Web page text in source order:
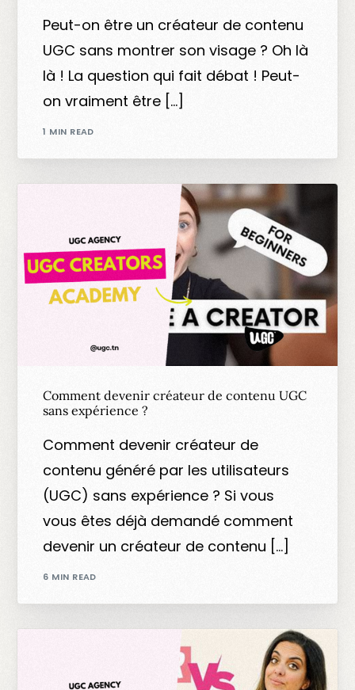
Peut-on être un créateur de contenu
UGC sans montrer son visage ? Oh là
là ! La question qui fait débat ! Peut-
on vraiment être […]
1 MIN READ
Comment devenir créateur de contenu UGC
sans expérience ?
Comment devenir créateur de
contenu généré par les utilisateurs
(UGC) sans expérience ? Si vous
vous êtes déjà demandé comment
devenir un créateur de contenu […]
6 MIN READ